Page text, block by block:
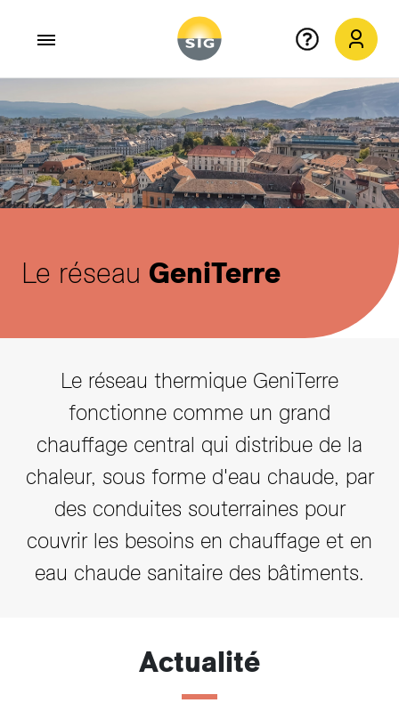
Aller au contenu principal
Le réseau GeniTerre
Le réseau thermique GeniTerre
fonctionne comme un grand
chauffage central qui distribue de la
chaleur, sous forme d'eau chaude, par
des conduites souterraines pour
couvrir les besoins en chauffage et en
eau chaude sanitaire des bâtiments.
Actualité